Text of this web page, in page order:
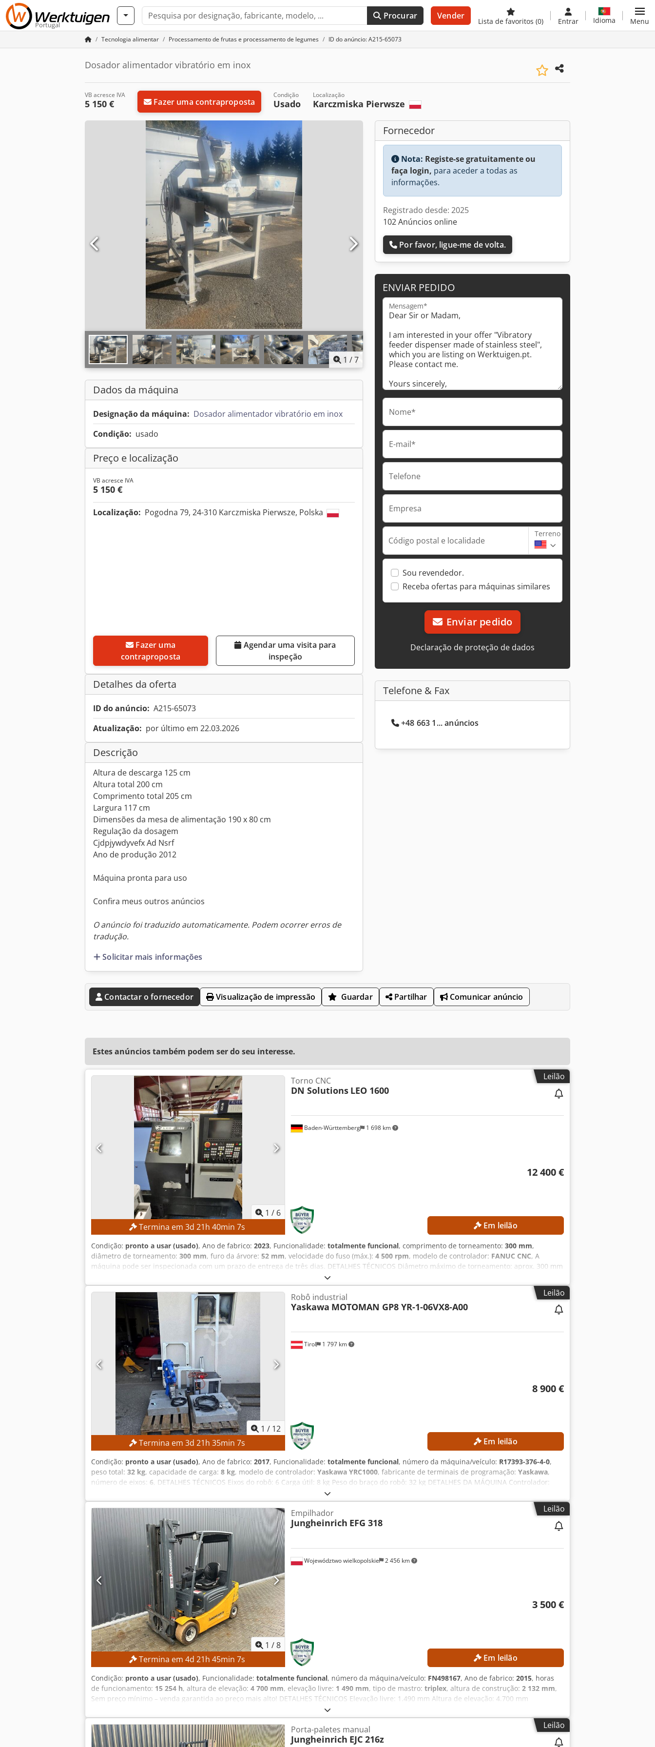
Portugal
Procurar Vender
Lista de favoritos (0) Entrar Idioma Menu
Tecnologia alimentar Processamento de frutas e processamento de legumes ID do anúncio: A215-65073
Dosador alimentador vibratório em inox
VB acresce IVA
5 150 € Fazer uma contraproposta
Condição
Usado
Localização
Karczmiska Pierwsze
1 /7
Dados da máquina
Designação da máquina: Dosador alimentador vibratório em inox
Condição: usado
Preço e localização
VB acresce IVA
5 150 €
Localização: Pogodna 79, 24-310 Karczmiska Pierwsze, Polska
contraproposta
inspeção
Detalhes da oferta
ID do anúncio: A215-65073
Atualização: por último em 22.03.2026
Descrição
Altura de descarga 125 cm
Altura total 200 cm
Comprimento total 205 cm
Largura 117 cm
Dimensões da mesa de alimentação 190 x 80 cm
Regulação da dosagem
Cjdpjywdyvefx Ad Nsrf
Ano de produção 2012
Máquina pronta para uso
Confira meus outros anúncios
O anúncio foi traduzido automaticamente. Podem ocorrer erros de
tradução.
Solicitar mais informações
Fornecedor
Nota: Registe-se gratuitamente ou
faça login, para aceder a todas as
informações.
Registrado desde: 2025
102 Anúncios online
Por favor, ligue-me de volta.
ENVIAR PEDIDO
Mensagem*
Nome*
E-mail*
Telefone
Empresa
Código postal e localidade
Terreno
Sou revendedor.
Receba ofertas para máquinas similares
Enviar pedido
Declaração de proteção de dados
Telefone & Fax
+48 663 1... anúncios
Contactar o fornecedor Visualização de impressão Guardar Partilhar Comunicar anúncio
Estes anúncios também podem ser do seu interesse.
Leilão
1 / 6
Termina em 3d 21h 40min 5s
Baden-Württemberg 1 698 km
Torno CNC
DN Solutions LEO 1600
12 400 €
Em leilão
Condição: pronto a usar (usado), Ano de fabrico: 2023, Funcionalidade: totalmente funcional, comprimento de torneamento: 300 mm,
diâmetro de torneamento: 300 mm, furo da árvore: 52 mm, velocidade do fuso (máx.): 4 500 rpm, modelo de controlador: FANUC CNC, A
máquina pode ser inspecionada com um prazo de entrega de três dias. DETALHES TÉCNICOS Diâmetro máximo de torneamento: aprox. 300 mm
Comprimento máximo de torneamento: aprox. 300 mm Diâmetro do furo do eixo: aprox. 52 mm Velocidade máxima do eixo principal: 4.500 rpm
Torreta de ferramentas: 12 posições DETALHES DA MÁQUINA Controlo: FANUC CNC Peso da máquina: aprox. 2.200 kg Horas de funcionamento:
aprox. 6.458 h Horas do eixo: aprox. 4.300 h Tensão: CA 380 V (com ou sem transformador) Potência nominal: 14,97 kVA Corrente em carga total:
22,74 A Capacidade de interrupção: 5 kA Capacidade de curto-circuito: 10 kA Potência do motor elétrico, segundo o fabricante: 7,5 kW
EQUIPAMENTO Documentação técnica Eixo principal de alto desempenho Construção robusta da máquina para alta precisão dimensional
Credpfx Ajznb Ntjd Njf Torreta de ferramentas com indexação rápida Design compacto com baixo espaço ocupado Controlo CNC de fácil
utilização Alta fiabilidade Baixa necessidade de manutenção Documentação técnica completa
Leilão
1 / 12
Termina em 3d 21h 35min 5s
Tirol 1 797 km
Robô industrial
Yaskawa MOTOMAN GP8 YR-1-06VX8-A00
8 900 €
Em leilão
Condição: pronto a usar (usado), Ano de fabrico: 2017, Funcionalidade: totalmente funcional, número da máquina/veículo: R17393-376-4-0,
peso total: 32 kg, capacidade de carga: 8 kg, modelo de controlador: Yaskawa YRC1000, fabricante de terminais de programação: Yaskawa,
número de eixos: 6, DETALHES TÉCNICOS Eixos do robô: 6 Carga útil: 8 kg Peso do braço do robô: 32 kg DETALHES DA MÁQUINA Controlador:
Yaskawa YRC1000 Fabricante do painel de programação: Yaskawa Alimentação: 3 fases CA 380–440 V, 50/60 Hz Corrente de entrada: 15 A
Corrente máxima de proteção contra sobrecarga do equipamento: 15 A Csdpfszmwafjx Ad Nerf Corrente de curto-circuito: 2,5 kA Tipo de fonte
de alimentação: ERAR-1000-06VX8-E10 EQUIPAMENTO Braço do robô Yaskawa Motoman GP8 Controlador de robô Yaskawa YRC1000
Leilão
1 /8
Termina em 4d 21h 45min 5s
Województwo wielkopolskie 2 456 km
Empilhador
Jungheinrich EFG 318
3 500 €
Em leilão
Condição: pronto a usar (usado), Funcionalidade: totalmente funcional, número da máquina/veículo: FN498167, Ano de fabrico: 2015, horas
de funcionamento: 15 254 h, altura de elevação: 4 700 mm, elevação livre: 1 490 mm, tipo de mastro: triplex, altura de construção: 2 132 mm,
Sem preço mínimo – venda garantida ao preço mais alto! DETALHES TÉCNICOS Elevação livre: 1.490 mm Altura de elevação: 4.700 mm
Crsdpezrlxgofx Ad Nof Altura total: 2.132 mm DETALHES DA MÁQUINA Tipo de mastro: Triplex Tensão da bateria: 48 V Capacidade da bateria:
625 Ah Ano de fabricação da bateria: 2015 Válvulas hidráulicas: 3.ª/4.ª válvula no suporte do garfo Horas de operação: 15.254 h EQUIPAMENTO
Mastro de elevação triplex com elevação livre 3.ª/4.ª válvula hidráulica no suporte do garfo Carregador Referência externa: SL9789SP
Leilão
Porta-paletes manual
Jungheinrich EJC 216z